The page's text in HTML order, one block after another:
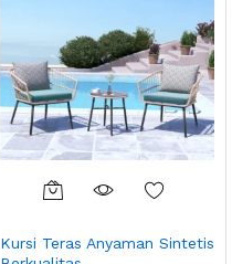
Kursi Teras Anyaman Sintetis